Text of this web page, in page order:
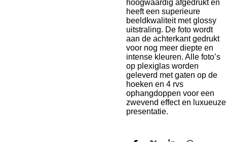
hoogwaardig afgedrukt en
heeft een superieure
beeldkwaliteit met glossy
uitstraling. De foto wordt
aan de achterkant gedrukt
voor nog meer diepte en
intense kleuren. Alle foto’s
op plexiglas worden
geleverd met gaten op de
hoeken en 4 rvs
ophangdoppen voor een
zwevend effect en luxueuze
presentatie.